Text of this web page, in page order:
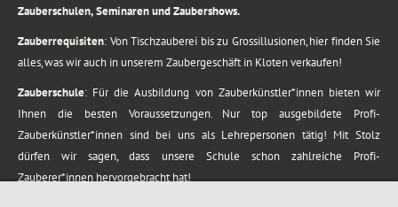
Zauberschulen, Seminaren und Zaubershows.
Zauberrequisiten: Von Tischzauberei bis zu Grossillusionen, hier finden Sie
alles, was wir auch in unserem Zaubergeschäft in Kloten verkaufen!
Zauberschule: Für die Ausbildung von Zauberkünstler*innen bieten wir
Ihnen die besten Voraussetzungen. Nur top ausgebildete Profi-
Zauberkünstler*innen sind bei uns als Lehrepersonen tätig! Mit Stolz
dürfen wir sagen, dass unsere Schule schon zahlreiche Profi-
Zauberer*innen hervorgebracht hat!